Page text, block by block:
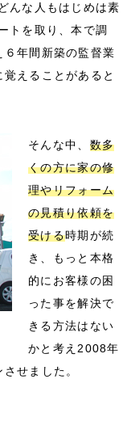
んな人もはじめは素
トを取り、本で調
年間新築の監督業
えることがあると
そんな中、 数多
くの方に家の修
理やリフォーム
の見積り依頼を
受ける時期が続
き、もっと本格
的にお客様の困
った事を解決で
きる方法はない
かと考え2008年
せました。